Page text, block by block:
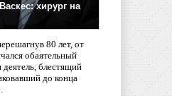
хирург на
80 лет, от
обаятельный
блестящий
до конца